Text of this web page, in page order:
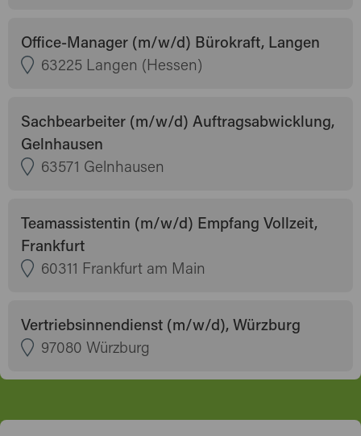
Office-Manager (m/w/d) Bürokraft, Langen
63225 Langen (Hessen)
Sachbearbeiter (m/w/d) Auftragsabwicklung,
Gelnhausen
63571 Gelnhausen
Teamassistentin (m/w/d) Empfang Vollzeit,
Frankfurt
60311 Frankfurt am Main
Vertriebsinnendienst (m/w/d), Würzburg
97080 Würzburg